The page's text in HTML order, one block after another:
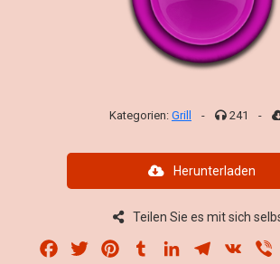
Kategorien: Grill - 241 -
Herunterladen
Teilen Sie es mit sich
Facebook
Twitter PinterestTumblrLinkedInTelegram
VK